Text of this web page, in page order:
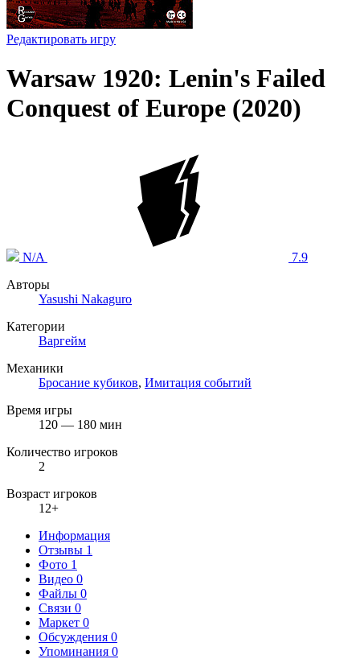
Редактировать игру
Warsaw 1920: Lenin's Failed
Conquest of Europe (2020)
N/A
7.9
Авторы
Yasushi Nakaguro
Категории
Варгейм
Механики
Бросание кубиков, Имитация событий
Время игры
120 — 180 мин
Количество игроков
2
Возраст игроков
12+
Информация
Отзывы 1
Фото 1
Видео 0
Файлы 0
Связи 0
Маркет 0
Обсуждения 0
Упоминания 0